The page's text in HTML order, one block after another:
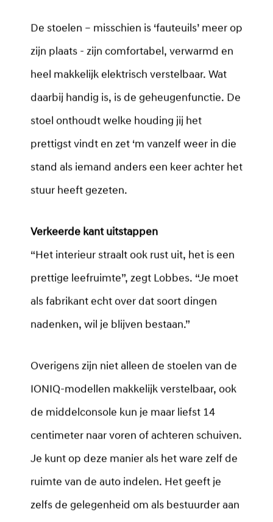
De stoelen – misschien is ‘fauteuils’ meer op
zijn plaats - zijn comfortabel, verwarmd en
heel makkelijk elektrisch verstelbaar. Wat
daarbij handig is, is de geheugenfunctie. De
stoel onthoudt welke houding jij het
prettigst vindt en zet ‘m vanzelf weer in die
stand als iemand anders een keer achter het
stuur heeft gezeten.
Verkeerde kant uitstappen
“Het interieur straalt ook rust uit, het is een
prettige leefruimte”, zegt Lobbes. “Je moet
als fabrikant echt over dat soort dingen
nadenken, wil je blijven bestaan.”
Overigens zijn niet alleen de stoelen van de
IONIQ-modellen makkelijk verstelbaar, ook
de middelconsole kun je maar liefst 14
centimeter naar voren of achteren schuiven.
Je kunt op deze manier als het ware zelf de
ruimte van de auto indelen. Het geeft je
zelfs de gelegenheid om als bestuurder aan